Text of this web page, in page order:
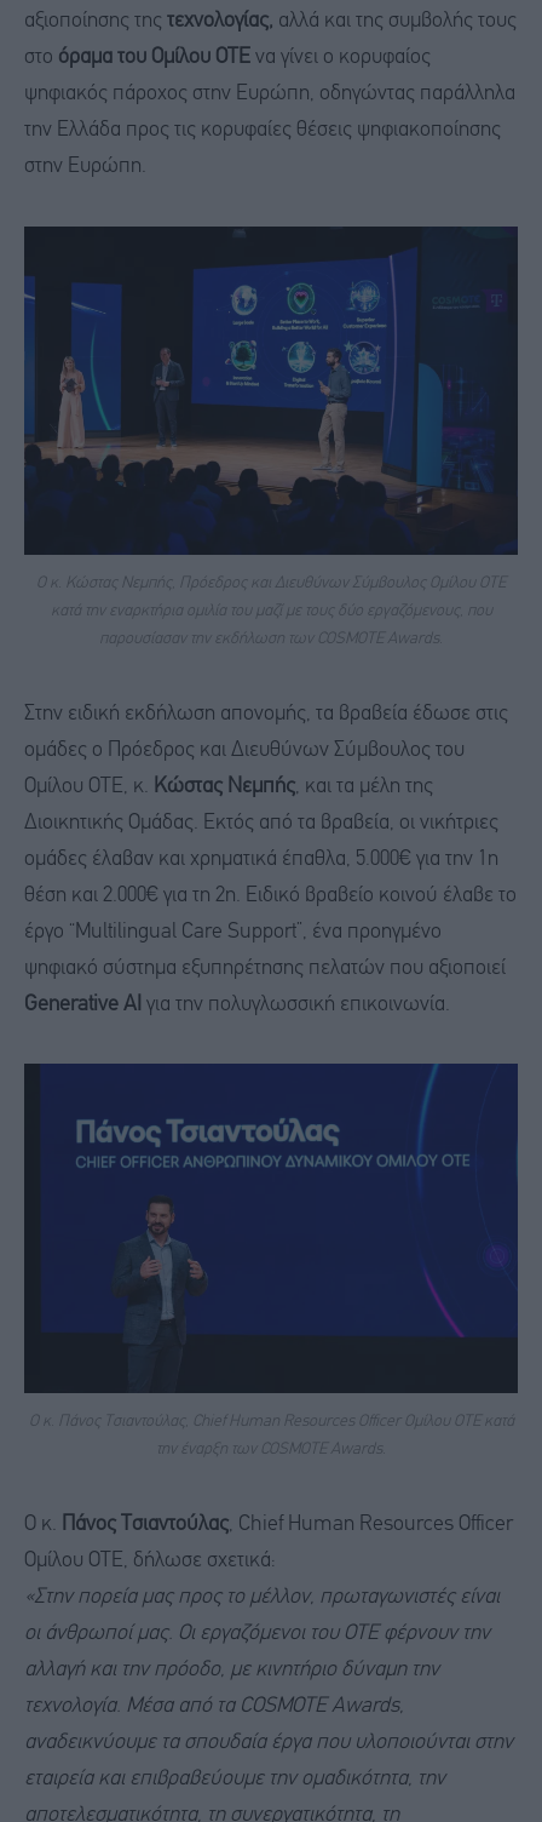
αξιοποίησης της τεχνολογίας, αλλά και της συμβολής τους
στο όραμα του Ομίλου ΟΤΕ να γίνει ο κορυφαίος
ψηφιακός πάροχος στην Ευρώπη, οδηγώντας παράλληλα
την Ελλάδα προς τις κορυφαίες θέσεις ψηφιακοποίησης
στην Ευρώπη.
O κ. Κώστας Νεμπής, Πρόεδρος και Διευθύνων Σύμβουλος Ομίλου ΟΤΕ
κατά την εναρκτήρια ομιλία του μαζί με τους δύο εργαζόμενους, που
παρουσίασαν την εκδήλωση των COSMOTE Awards.
Στην ειδική εκδήλωση απονομής, τα βραβεία έδωσε στις
ομάδες ο Πρόεδρος και Διευθύνων Σύμβουλος του
Ομίλου ΟΤΕ, κ. Κώστας Νεμπής, και τα μέλη της
Διοικητικής Ομάδας. Εκτός από τα βραβεία, οι νικήτριες
ομάδες έλαβαν και χρηματικά έπαθλα, 5.000€ για την 1η
θέση και 2.000€ για τη 2η. Ειδικό βραβείο κοινού έλαβε το
έργο “Multilingual Care Support”, ένα προηγμένο
ψηφιακό σύστημα εξυπηρέτησης πελατών που αξιοποιεί
Generative AI για την πολυγλωσσική επικοινωνία.
O κ. Πάνος Τσιαντούλας, Chief Human Resources Officer Ομίλου ΟΤΕ κατά
την έναρξη των COSMOTE Awards.
Ο κ. Πάνος Τσιαντούλας, Chief Human Resources Officer
Ομίλου ΟΤΕ, δήλωσε σχετικά:
«Στην πορεία μας προς το μέλλον, πρωταγωνιστές είναι
οι άνθρωποί μας. Οι εργαζόμενοι του ΟΤΕ φέρνουν την
αλλαγή και την πρόοδο, με κινητήριο δύναμη την
τεχνολογία. Μέσα από τα COSMOTE Awards,
αναδεικνύουμε τα σπουδαία έργα που υλοποιούνται στην
εταιρεία και επιβραβεύουμε την ομαδικότητα, την
αποτελεσματικότητα, τη συνεργατικότητα, τη